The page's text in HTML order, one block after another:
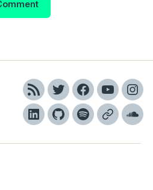
RSS TwitterFacebook
YouTube
LinkedInGitHubSpotifyApple